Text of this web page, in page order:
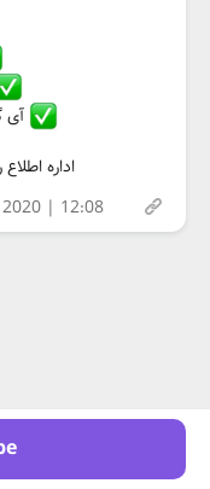
اداره
| 12:08